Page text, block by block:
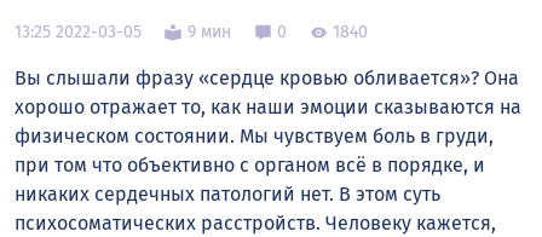
13:25 2022-03-05 9 мин 0 1840
Вы слышали фразу «сердце кровью обливается»? Она
хорошо отражает то, как наши эмоции сказываются на
физическом состоянии. Мы чувствуем боль в груди,
при том что объективно с органом всё в порядке, и
никаких сердечных патологий нет. В этом суть
психосоматических расстройств. Человеку кажется,